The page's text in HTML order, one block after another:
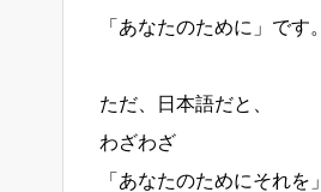
「あなたのために」です。
ただ、日本語だと、
わざわざ
「あなたのためにそれを」